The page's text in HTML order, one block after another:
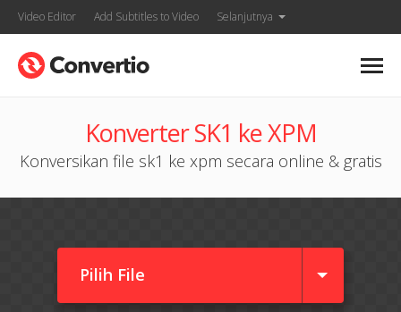
Video Editor Add Subtitles to Video Selanjutnya
Konverter SK1 ke XPM
Konversikan file sk1 ke xpm secara online & gratis
Pilih File